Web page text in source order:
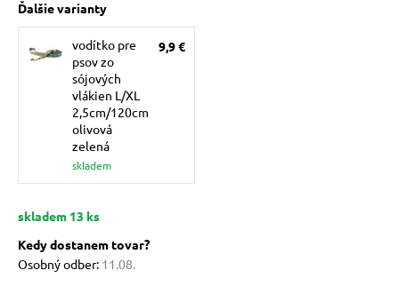
mačky
Ďalšie varianty
vodítko pre
psov zo
sójových
vlákien L/XL
2,5cm/120cm
olivová
zelená
skladem
9,9 €
skladem 13 ks
Kedy dostanem tovar?
Osobný odber: 11.08.